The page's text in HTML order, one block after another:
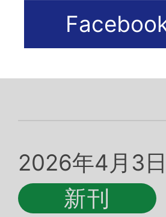
2026年5月2日
2026年4月3日